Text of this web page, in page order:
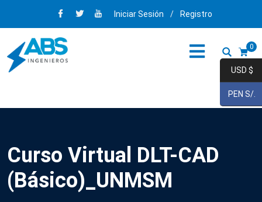
Iniciar Sesión / Registro
0
Curso Virtual DLT-CAD
(Básico)_UNMSM
USD $
PEN S/.